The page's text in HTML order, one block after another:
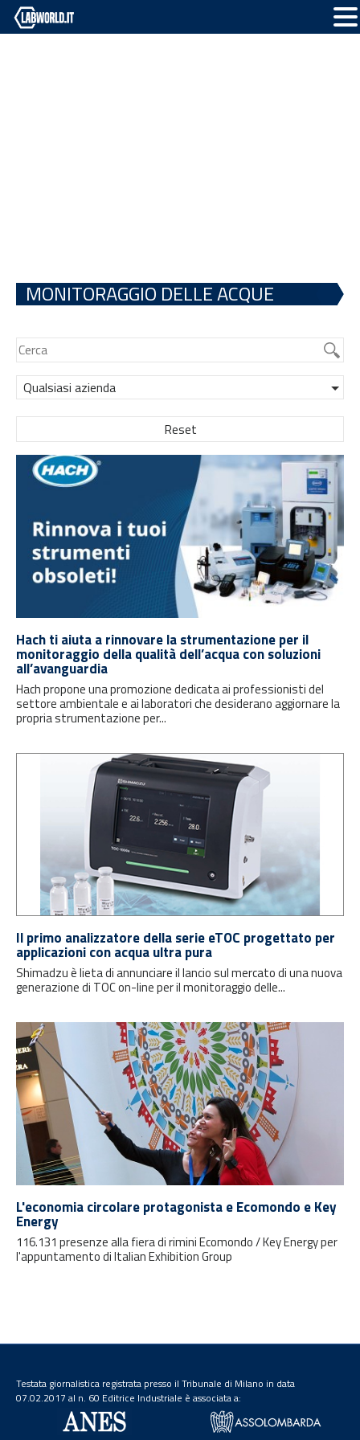
MONITORAGGIO DELLE ACQUE
Qualsiasi azienda
Reset
Hach ti aiuta a rinnovare la strumentazione per il
monitoraggio della qualità dell’acqua con soluzioni
all’avanguardia
Hach propone una promozione dedicata ai professionisti del
settore ambientale e ai laboratori che desiderano aggiornare la
propria strumentazione per...
Il primo analizzatore della serie eTOC progettato per
applicazioni con acqua ultra pura
Shimadzu è lieta di annunciare il lancio sul mercato di una nuova
generazione di TOC on-line per il monitoraggio delle...
L'economia circolare protagonista e Ecomondo e Key
Energy
116.131 presenze alla fiera di rimini Ecomondo / Key Energy per
l'appuntamento di Italian Exhibition Group
Testata giornalistica registrata presso il Tribunale di Milano in data
07.02.2017 al n. 60 Editrice Industriale è associata a: